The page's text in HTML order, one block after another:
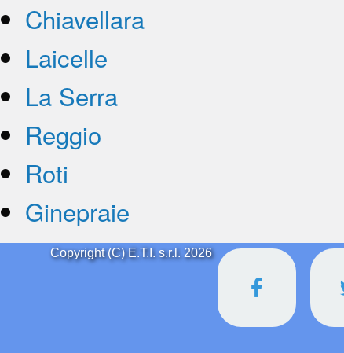
Chiavellara
Laicelle
La Serra
Reggio
Roti
Ginepraie
Copyright (C) E.T.I. s.r.l. 2026